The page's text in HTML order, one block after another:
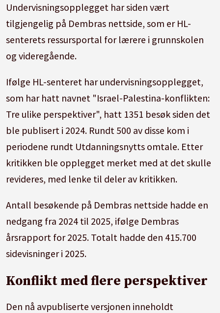
Undervisningsopplegget har siden vært
tilgjengelig på Dembras nettside, som er HL-
senterets ressursportal for lærere i grunnskolen
og videregående.
Ifølge HL-senteret har undervisningsopplegget,
som har hatt navnet "Israel-Palestina-konflikten:
Tre ulike perspektiver", hatt 1351 besøk siden det
ble publisert i 2024. Rundt 500 av disse kom i
periodene rundt Utdanningsnytts omtale. Etter
kritikken ble opplegget merket med at det skulle
revideres, med lenke til deler av kritikken.
Antall besøkende på Dembras nettside hadde en
nedgang fra 2024 til 2025, ifølge Dembras
årsrapport for 2025. Totalt hadde den 415.700
sidevisninger i 2025.
Konflikt med flere perspektiver
Den nå avpubliserte versjonen inneholdt